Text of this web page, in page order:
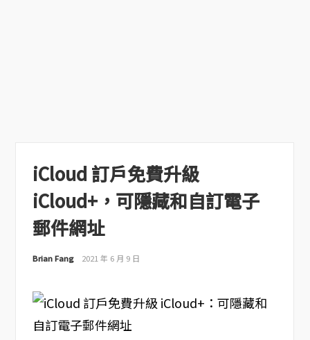
iCloud 訂戶免費升級
iCloud+，可隱藏和自訂電子
郵件網址
Brian Fang 2021 年 6 月 9 日